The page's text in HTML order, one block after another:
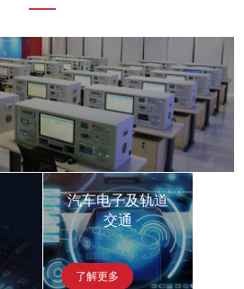
汽车电子及轨道
交通
了解更多